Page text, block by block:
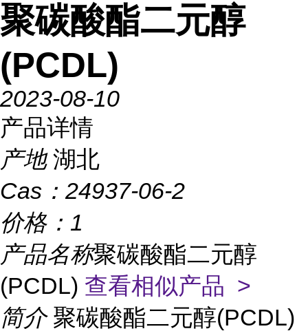
聚碳酸酯二元醇
(PCDL)
2023-08-10
产品详情
产地 湖北
Cas： 24937-06-2
价格： 1
产品名称聚碳酸酯二元醇
(PCDL) 查看相似产品 >
简介 聚碳酸酯二元醇(PCDL)